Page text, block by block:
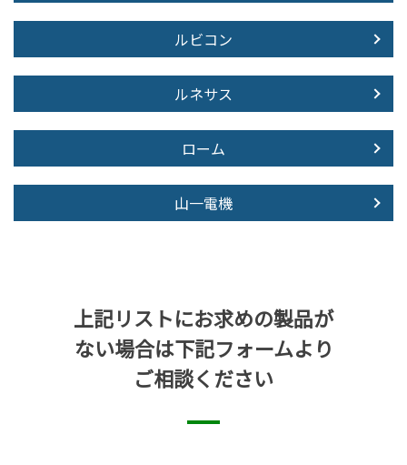
ルビコン
ルネサス
ローム
山一電機
上記リストにお求めの製品が
ない場合は下記フォームより
ご相談ください